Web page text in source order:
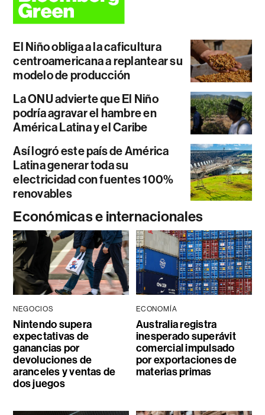
El Niño obliga a la caficultura
centroamericana a replantear su
modelo de producción
La ONU advierte que El Niño
podría agravar el hambre en
América Latina y el Caribe
Así logró este país de América
Latina generar toda su
electricidad con fuentes 100%
renovables
Económicas e internacionales
NEGOCIOS
Nintendo supera
expectativas de
ganancias por
devoluciones de
aranceles y ventas de
dos juegos
ECONOMÍA
Australia registra
inesperado superávit
comercial impulsado
por exportaciones de
materias primas